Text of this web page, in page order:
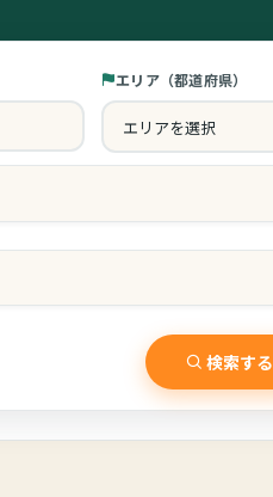
エリア（都道府県）
チェックアウト
離乳食の提供
貸切風呂
検索する